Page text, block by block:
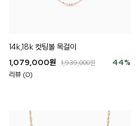
14k,18k 컷팅볼 목걸이
44%
1,079,000원 1,939,000원
리뷰 (0)